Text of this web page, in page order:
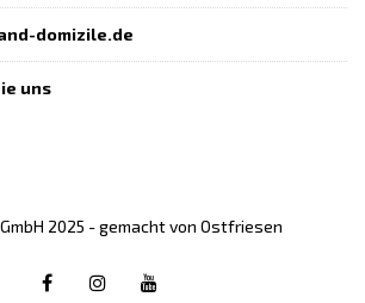
domizile.de
uns
2025 - gemacht von Ostfriesen